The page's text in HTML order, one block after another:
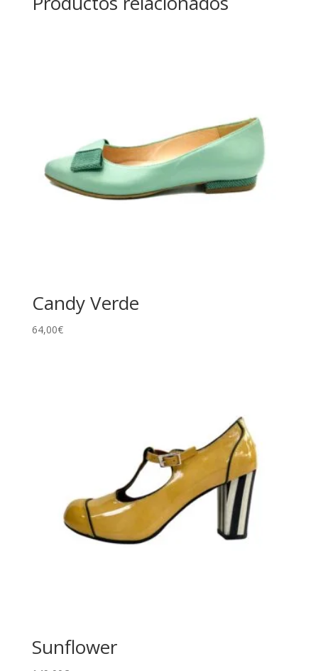
Candy Verde
64,00€
Sunflower